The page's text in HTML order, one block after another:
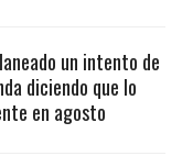
un intento de
diciendo que lo
en agosto